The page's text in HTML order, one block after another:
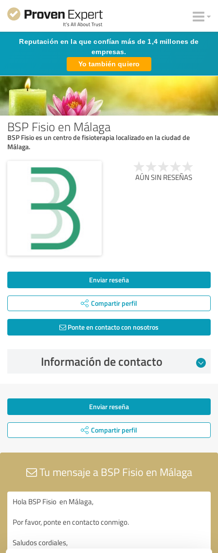
Reputación en la que confían más de 1,4 millones de
empresas.
Yo también quiero
BSP Fisio en Málaga
BSP Fisio es un centro de fisioterapia localizado en la ciudad de
Málaga.
AÚN SIN RESEÑAS
Enviar reseña
Compartir perfil
Ponte en contacto con nosotros
Información de contacto
Enviar reseña
Compartir perfil
Tu mensaje a BSP Fisio en Málaga